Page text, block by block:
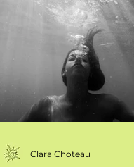
Clara Choteau